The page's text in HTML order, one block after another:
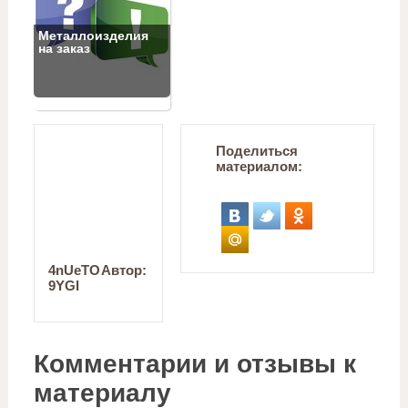
Металлоизделия
на заказ
Автор:
4nUeTO
9YGI
Поделиться
материалом:
Комментарии и отзывы к
материалу